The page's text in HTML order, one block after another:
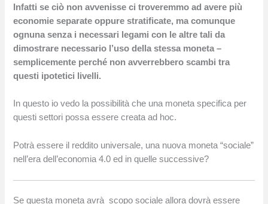
Infatti se ciò non avvenisse ci troveremmo ad avere più
economie separate oppure stratificate, ma comunque
ognuna senza i necessari legami con le altre tali da
dimostrare necessario l’uso della stessa moneta –
semplicemente perché non avverrebbero scambi tra
questi ipotetici livelli.
In questo io vedo la possibilità che una moneta specifica per
questi settori possa essere creata ad hoc.
Potrà essere il reddito universale, una nuova moneta “sociale”
nell’era dell’economia 4.0 ed in quelle successive?
Se questa moneta avrà scopo sociale allora dovrà essere